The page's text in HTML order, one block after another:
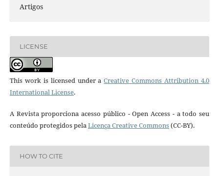
Artigos
LICENSE
This work is licensed under aCreative Commons Attribution 4.0
International License.
A Revista proporciona acesso público - Open Access - a todo seu
conteúdo protegidos pela Licença Creative Commons(CC-BY).
HOW TO CITE